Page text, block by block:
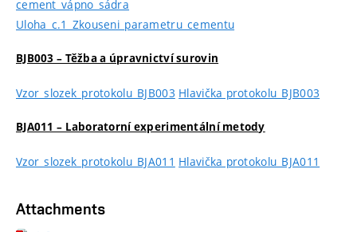
cement_vápno_sádra
Uloha_c.1_Zkouseni_parametru_cementu
BJB003 – Těžba a úpravnictví surovin
Vzor_slozek_protokolu_BJB003 Hlavička protokolu_BJB003
BJA011 – Laboratorní experimentální metody
Vzor_slozek_protokolu_BJA011 Hlavička protokolu_BJA011
Attachments